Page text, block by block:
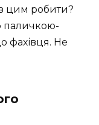
цим робити?
паличкою-
фахівця. Не